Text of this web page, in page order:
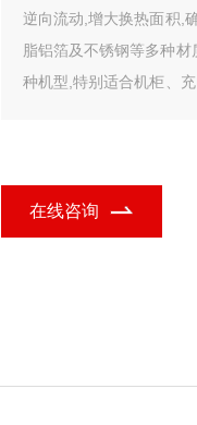
逆向流动,增大换热面积,
脂铝箔及不锈钢等多种
种机型,特别适合机柜、
在线咨询